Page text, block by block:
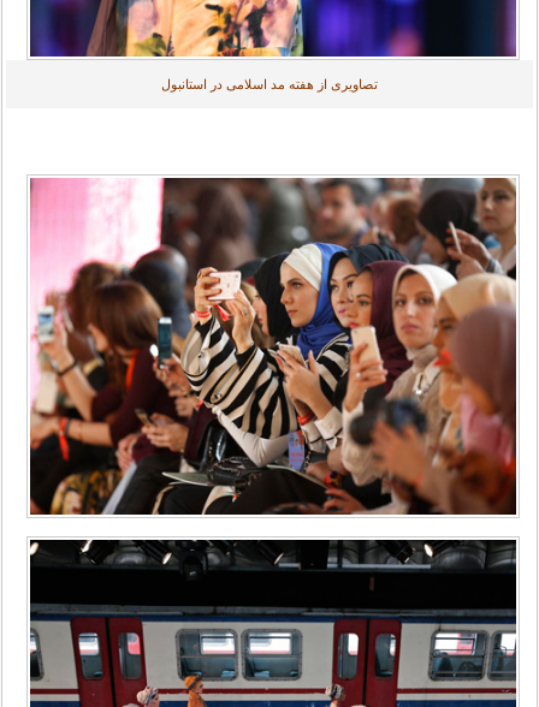
تصاویری از هفته مد اسلامی در استانبول